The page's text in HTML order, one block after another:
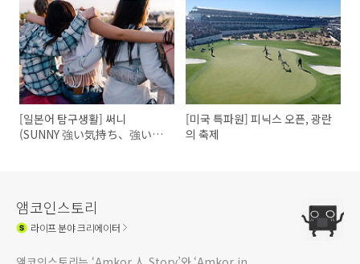
[일본어 탐구생활] 써니
(SUNNY 強い気持ち、強い
[미국 특파원] 피닉스 오픈, 광란
의 축제
앰코인스토리
라이프분야 크리에이터